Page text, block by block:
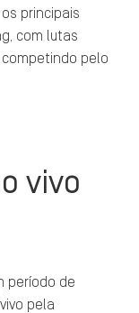
principais
com lutas
pelo
vivo
período de
pela